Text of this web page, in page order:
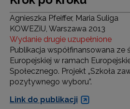
Agnieszka Pfeiffer, Maria Suliga
KOWEZiU, Warszawa 2013
Wydanie drugie uzupełnione
Publikacja współfinansowana ze
Europejskiej w ramach
Społecznego. Projekt „Szkoła
pozytywnego wyboru”.
Link do publikacji